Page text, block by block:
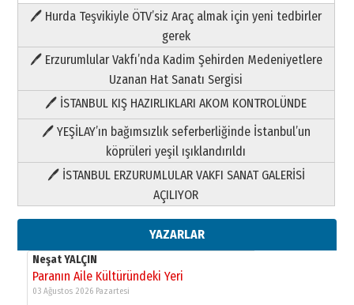
🖊 Hurda Teşvikiyle ÖTV’siz Araç almak için yeni tedbirler
gerek
🖊 Erzurumlular Vakfı’nda Kadim Şehirden Medeniyetlere
Uzanan Hat Sanatı Sergisi
🖊 İSTANBUL KIŞ HAZIRLIKLARI AKOM KONTROLÜNDE
🖊 YEŞİLAY’ın bağımsızlık seferberliğinde İstanbul’un
köprüleri yeşil ışıklandırıldı
🖊 İSTANBUL ERZURUMLULAR VAKFI SANAT GALERİSİ
AÇILIYOR
YAZARLAR
Paranın Aile Kültüründeki Yeri
03 Ağustos 2026 Pazartesi
Yıldırım Gündoğdu
HAVVA’NIN ÜÇ KIZI
09 Temmuz 2026 Perşembe
Yusuf POLAT
Şampiyonluk Sebahattin Şirin’e
yazar
11 Mayıs 2026 Pazartesi
Neşat YALÇIN
Paranın Aile Kültüründeki Yeri
03 Ağustos 2026 Pazartesi